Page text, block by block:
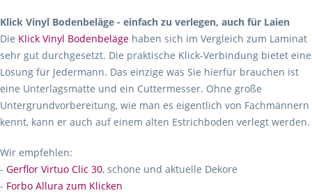
Klick Vinyl Bodenbeläge - einfach zu verlegen, auch für Laien
Die Klick Vinyl Bodenbeläge haben sich im Vergleich zum Laminat
sehr gut durchgesetzt. Die praktische Klick-Verbindung bietet eine
Lösung für Jedermann. Das einzige was Sie hierfür brauchen ist
eine Unterlagsmatte und ein Cuttermesser. Ohne große
Untergrundvorbereitung, wie man es eigentlich von Fachmännern
kennt, kann er auch auf einem alten Estrichboden verlegt werden.
Wir empfehlen:
- Gerflor Virtuo Clic 30, schöne und aktuelle Dekore
- Forbo Allura zum Klicken